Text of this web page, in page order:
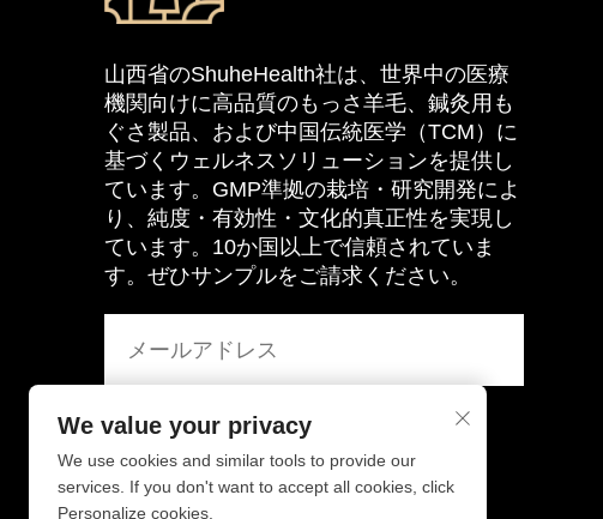
山西省のShuheHealth社は、世界中の医療
機関向けに高品質のもっさ羊毛、鍼灸用も
ぐさ製品、および中国伝統医学（TCM）に
基づくウェルネスソリューションを提供し
ています。GMP準拠の栽培・研究開発によ
り、純度・有効性・文化的真正性を実現し
ています。10か国以上で信頼されていま
す。ぜひサンプルをご請求ください。
We value your privacy
We use cookies and similar tools to provide our
services. If you don't want to accept all cookies, click
Personalize cookies.